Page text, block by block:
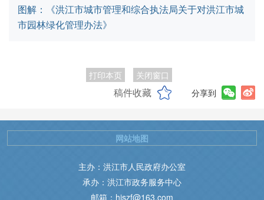
图解：《洪江市城市管理和综合执法局关于对洪江市城
市园林绿化管理办法》
打印本页 关闭窗口
稿件收藏 分享到
主办：洪江市人民政府办公室
承办：洪江市政务服务中心
邮箱：hjszf@163.com
网站地图